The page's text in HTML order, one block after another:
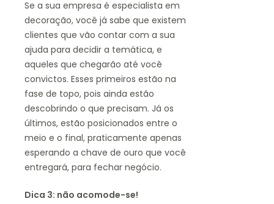
Se a sua empresa é especialista em
decoração, você já sabe que existem
clientes que vão contar com a sua
ajuda para decidir a temática, e
aqueles que chegarão até você
convictos. Esses primeiros estão na
fase de topo, pois ainda estão
descobrindo o que precisam. Já os
últimos, estão posicionados entre o
meio e o final, praticamente apenas
esperando a chave de ouro que você
entregará, para fechar negócio.
Dica 3: não acomode-se!